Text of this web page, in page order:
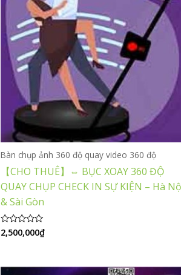
Bàn chụp ảnh 360 độ quay video 360 độ
【CHO THUÊ】⇔ BỤC XOAY 360 ĐỘ
QUAY CHỤP CHECK IN SỰ KIỆN – Hà
& Sài Gòn
Được
xếp
sao
2,500,000₫